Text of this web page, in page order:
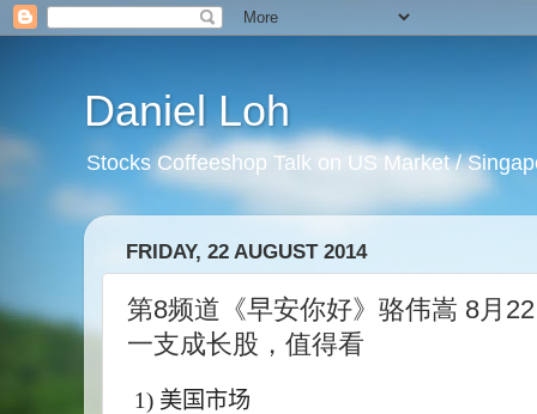
Daniel Loh
Stocks Coffeeshop Talk on US Market /
FRIDAY, 22 AUGUST 2014
第8频道《早安你好》骆伟嵩 8月
一支成长股，值得看
1) 美国市场